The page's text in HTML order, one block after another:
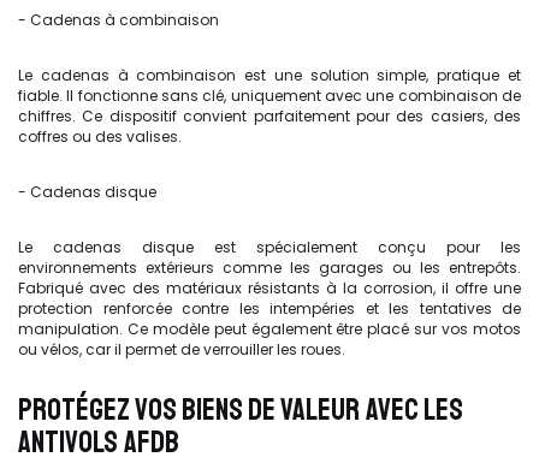
- Cadenas à combinaison
Le cadenas à combinaison est une solution simple, pratique et
fiable. Il fonctionne sans clé, uniquement avec une combinaison de
chiffres. Ce dispositif convient parfaitement pour des casiers, des
coffres ou des valises.
- Cadenas disque
Le cadenas disque est spécialement conçu pour les
environnements extérieurs comme les garages ou les entrepôts.
Fabriqué avec des matériaux résistants à la corrosion, il offre une
protection renforcée contre les intempéries et les tentatives de
manipulation. Ce modèle peut également être placé sur vos motos
ou vélos, car il permet de verrouiller les roues.
PROTÉGEZ VOS BIENS DE VALEUR AVEC LES
ANTIVOLS AFDB